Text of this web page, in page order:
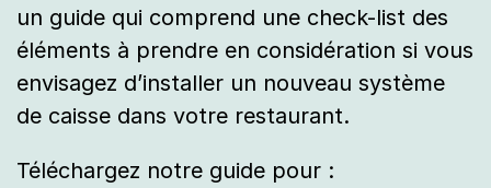
un guide qui comprend une check-list des
éléments à prendre en considération si vous
envisagez d’installer un nouveau système
de caisse dans votre restaurant.
Téléchargez notre guide pour :